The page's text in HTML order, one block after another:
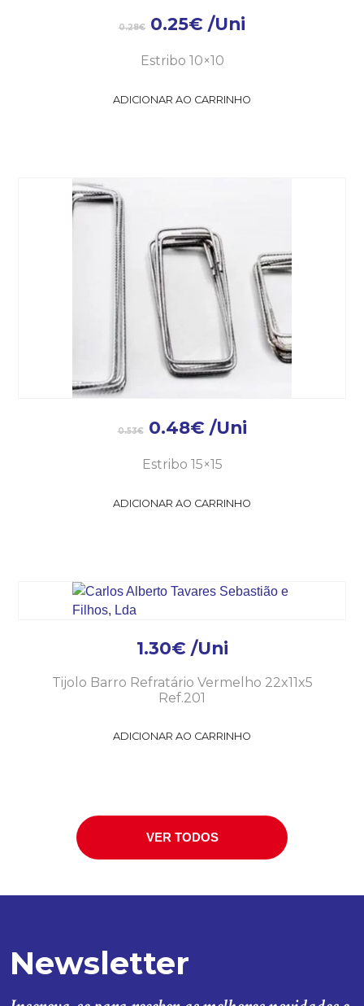
0.28€ 0.25€ /Uni
Estribo 10×10
ADICIONAR AO CARRINHO
0.53€ 0.48€ /Uni
Estribo 15×15
ADICIONAR AO CARRINHO
1.30€ /Uni
Tijolo Barro Refratário Vermelho 22x11x5
Ref.201
ADICIONAR AO CARRINHO
VER TODOS
Newsletter